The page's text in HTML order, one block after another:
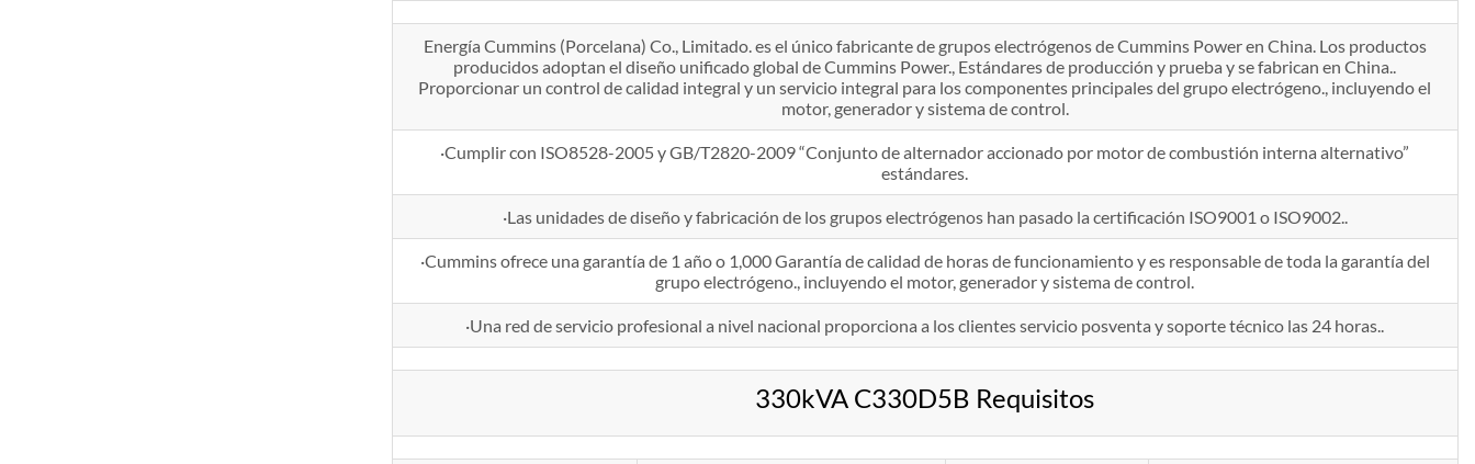
Energía Cummins (Porcelana) Co., Limitado. es el único fabricante de grupos electrógenos de Cummins Power en China. Los productos
producidos adoptan el diseño unificado global de Cummins Power., Estándares de producción y prueba y se fabrican en China..
Proporcionar un control de calidad integral y un servicio integral para los componentes principales del grupo electrógeno., incluyendo el
motor, generador y sistema de control.
·Cumplir con ISO8528-2005 y GB/T2820-2009 “Conjunto de alternador accionado por motor de combustión interna alternativo”
estándares.
·Las unidades de diseño y fabricación de los grupos electrógenos han pasado la certificación ISO9001 o ISO9002..
·Cummins ofrece una garantía de 1 año o 1,000 Garantía de calidad de horas de funcionamiento y es responsable de toda la garantía del
grupo electrógeno., incluyendo el motor, generador y sistema de control.
·Una red de servicio profesional a nivel nacional proporciona a los clientes servicio posventa y soporte técnico las 24 horas..
330kVA C330D5B Requisitos